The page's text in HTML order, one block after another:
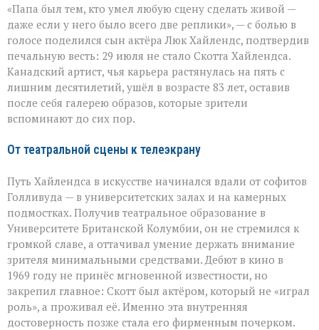
умел
делать
второстепенное
незабываемым»:
ушёл
Скотт
Хайлендс
«Папа был тем, кто умел любую сцену сделать живой —
даже если у него было всего две реплики», — с болью в
голосе поделился сын актёра Люк Хайлендс, подтвердив
печальную весть: 29 июля не стало Скотта Хайлендса.
Канадский артист, чья карьера растянулась на пять с
лишним десятилетий, ушёл в возрасте 83 лет, оставив
после себя галерею образов, которые зрители
вспоминают до сих пор.
От театральной сцены к телеэкрану
Путь Хайлендса в искусстве начинался вдали от софитов
Голливуда — в университетских залах и на камерных
подмостках. Получив театральное образование в
Университете Британской Колумбии, он не стремился к
громкой славе, а оттачивал умение держать внимание
зрителя минимальными средствами. Дебют в кино в
1969 году не принёс мгновенной известности, но
закрепил главное: Скотт был актёром, который не «играл
роль», а проживал её. Именно эта внутренняя
достоверность позже стала его фирменным почерком.